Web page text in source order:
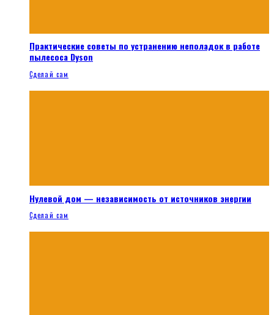
Практические советы по устранению неполадок в работе
пылесоса Dyson
Сделай сам
Нулевой дом — независимость от источников энергии
Сделай сам